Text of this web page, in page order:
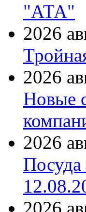
"АТА"
2026
2026
Новые
2026
Посуда
2026